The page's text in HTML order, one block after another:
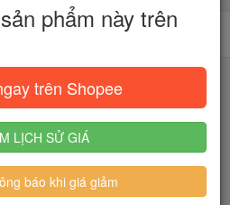
Tìm kiếm
đến 🔥...
phẩm này trên
trên Shopee
LỊCH SỬ GIÁ
báo khi giá giảm